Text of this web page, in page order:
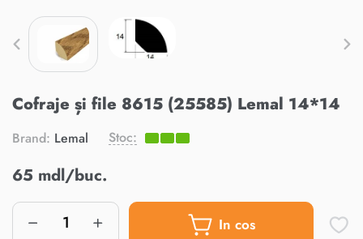
Cofraje și file 8615 (25585) Lemal 14*14
Brand: Lemal Stoc:
65 mdl/buc.
In cos